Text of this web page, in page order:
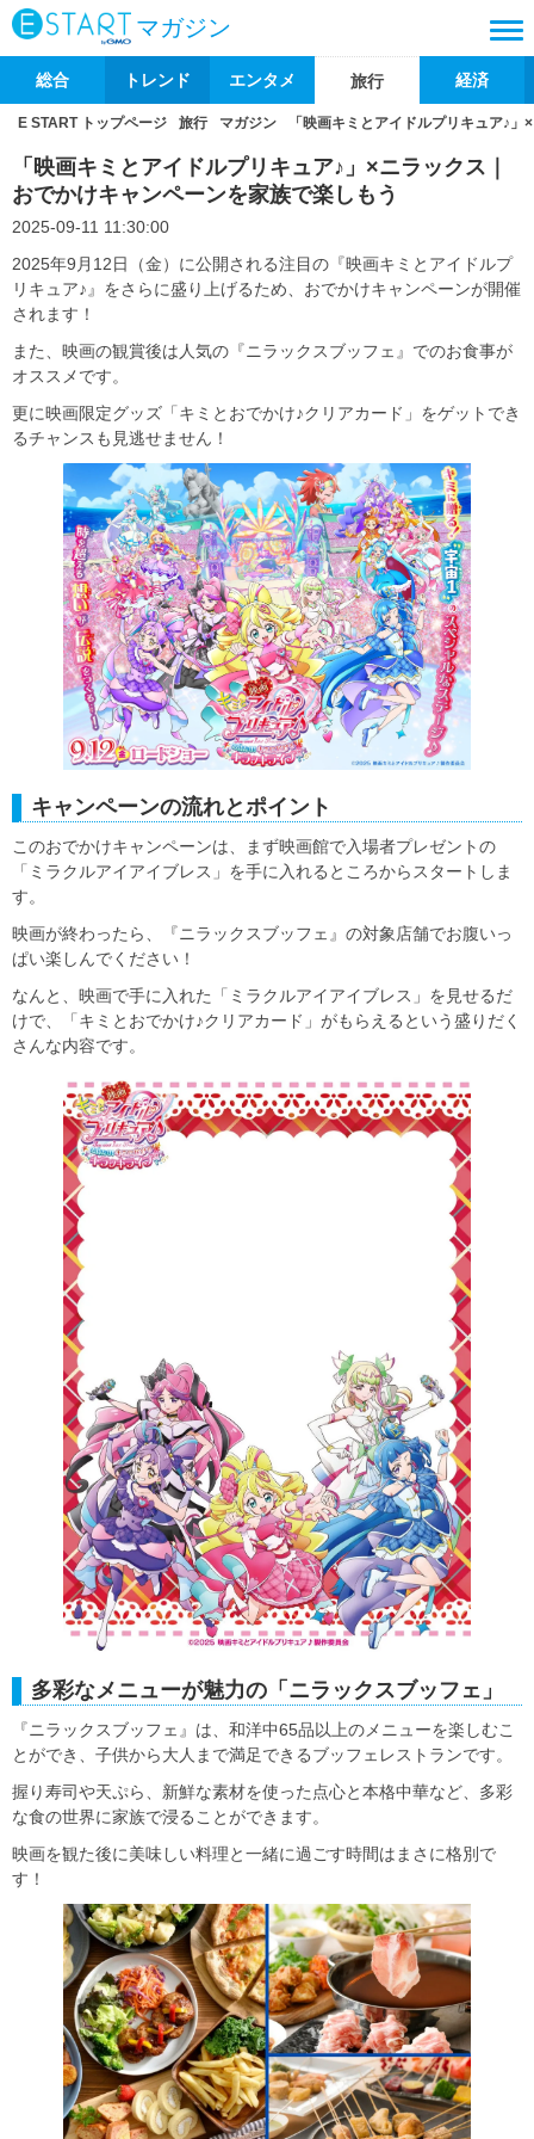
マガジン
総合 トレンド エンタメ 旅行 経済
E START トップページ 旅行 マガジン 「映画キミとアイドルプリキュア♪
「映画キミとアイドルプリキュア♪」×ニラックス｜
おでかけキャンペーンを家族で楽しもう
2025-09-11 11:30:00
2025年9月12日（金）に公開される注目の『映画キミとアイドルプ
リキュア♪』をさらに盛り上げるため、おでかけキャンペーンが開催
されます！
また、映画の観賞後は人気の『ニラックスブッフェ』でのお食事が
オススメです。
更に映画限定グッズ「キミとおでかけ♪クリアカード」をゲットでき
るチャンスも見逃せません！
キャンペーンの流れとポイント
このおでかけキャンペーンは、まず映画館で入場者プレゼントの
「ミラクルアイアイブレス」を手に入れるところからスタートしま
す。
映画が終わったら、『ニラックスブッフェ』の対象店舗でお腹いっ
ぱい楽しんでください！
なんと、映画で手に入れた「ミラクルアイアイブレス」を見せるだ
けで、「キミとおでかけ♪クリアカード」がもらえるという盛りだく
さんな内容です。
多彩なメニューが魅力の「ニラックスブッフェ」
『ニラックスブッフェ』は、和洋中65品以上のメニューを楽しむこ
とができ、子供から大人まで満足できるブッフェレストランです。
握り寿司や天ぷら、新鮮な素材を使った点心と本格中華など、多彩
な食の世界に家族で浸ることができます。
映画を観た後に美味しい料理と一緒に過ごす時間はまさに格別で
す！